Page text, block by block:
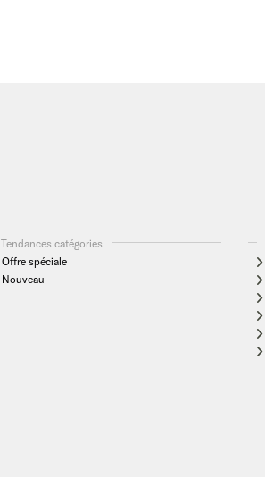
Tendances catégories
Offre spéciale
Nouveau